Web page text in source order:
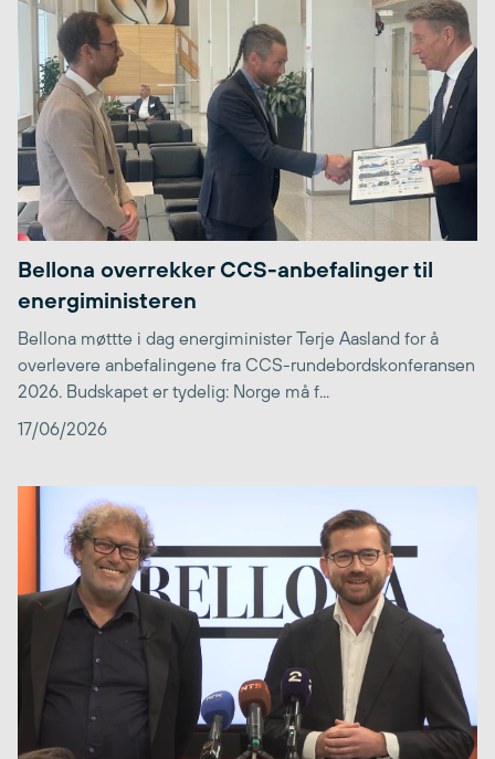
Bellona overrekker CCS-anbefalinger til
energiministeren
Bellona møttte i dag energiminister Terje Aasland for å
overlevere anbefalingene fra CCS-rundebordskonferansen
2026. Budskapet er tydelig: Norge må f...
17/06/2026